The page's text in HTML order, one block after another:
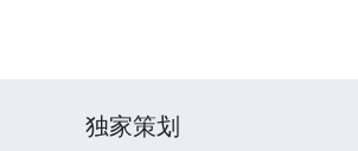
独家策划